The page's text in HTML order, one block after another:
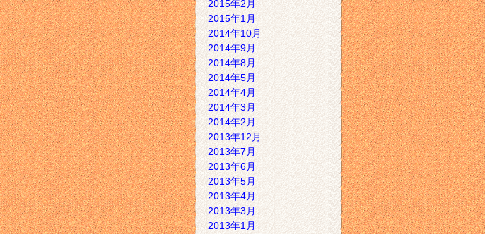
2015年2月
2015年1月
2014年10月
2014年9月
2014年8月
2014年5月
2014年4月
2014年3月
2014年2月
2013年12月
2013年7月
2013年6月
2013年5月
2013年4月
2013年3月
2013年1月